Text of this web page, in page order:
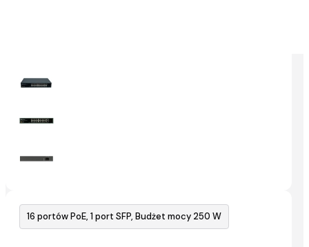
16 portów PoE, 1 port SFP, Budżet mocy 250 W